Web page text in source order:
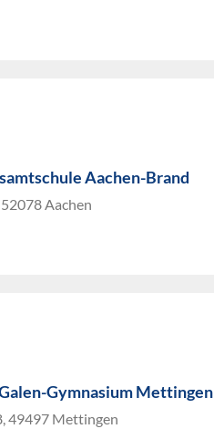
Aachen-Brand
Aachen
Gymnasium Mettingen
49497 Mettingen